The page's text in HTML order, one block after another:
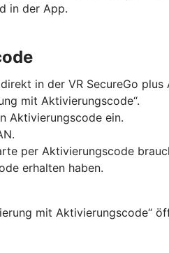
in der App.
in der VR SecureGo
mit Aktivierungscode“.
Aktivierungscode ein.
per Aktivierungscode
erhalten haben.
mit Aktivierungscode“